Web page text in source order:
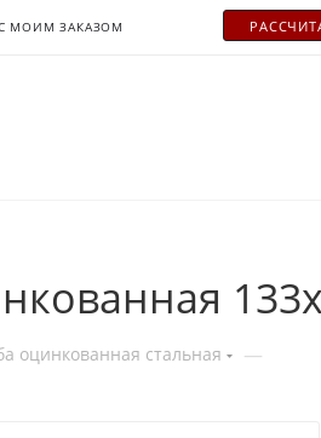
МОИМ ЗАКАЗОМ
оцинкованная стальная —